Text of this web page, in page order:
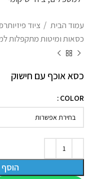
עמוד הבית
ציוד
כסאות ומיטות מתקפלות
כסא אוכף עם חישוק
COLOR